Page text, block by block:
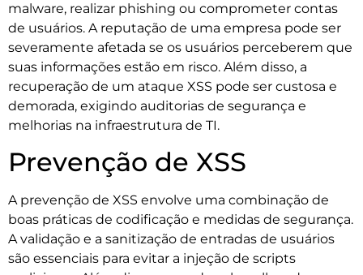
malware, realizar phishing ou comprometer contas
de usuários. A reputação de uma empresa pode ser
severamente afetada se os usuários perceberem que
suas informações estão em risco. Além disso, a
recuperação de um ataque XSS pode ser custosa e
demorada, exigindo auditorias de segurança e
melhorias na infraestrutura de TI.
Prevenção de XSS
A prevenção de XSS envolve uma combinação de
boas práticas de codificação e medidas de segurança.
A validação e a sanitização de entradas de usuários
são essenciais para evitar a injeção de scripts